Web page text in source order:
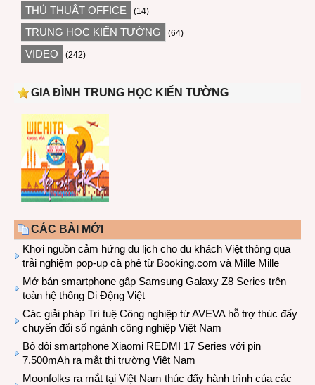
THỦ THUẬT OFFICE (14)
TRUNG HỌC KIẾN TƯỜNG (64)
VIDEO (242)
GIA ĐÌNH TRUNG HỌC KIẾN TƯỜNG
CÁC BÀI MỚI
Khơi nguồn cảm hứng du lịch cho du khách Việt thông qua
trải nghiệm pop-up cà phê từ Booking.com và Mille Mille
Mở bán smartphone gập Samsung Galaxy Z8 Series trên
toàn hệ thống Di Động Việt
Các giải pháp Trí tuệ Công nghiệp từ AVEVA hỗ trợ thúc đẩy
chuyển đổi số ngành công nghiệp Việt Nam
Bộ đôi smartphone Xiaomi REDMI 17 Series với pin
7.500mAh ra mắt thị trường Việt Nam
Moonfolks ra mắt tại Việt Nam thúc đẩy hành trình của các